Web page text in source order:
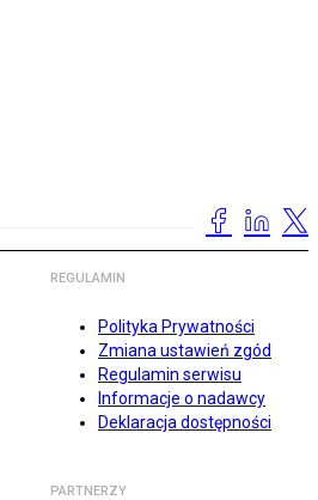
REGULAMIN
Polityka Prywatności
Zmiana ustawień zgód
Regulamin serwisu
Informacje o nadawcy
Deklaracja dostępności
PARTNERZY